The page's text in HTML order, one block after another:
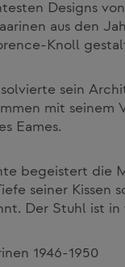
Designs
aus den
Knoll
sein
mit seinem
Eames.
begeistert die
seiner Kissen
Der Stuhl ist
1946-1950